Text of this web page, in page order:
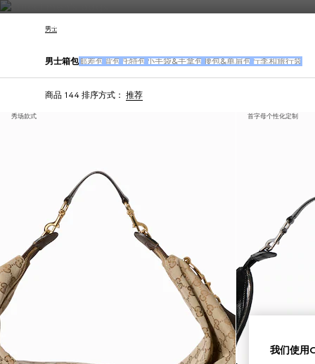
男士
男士箱包邮差包 背包 托特包 小手袋&手拿包 腰包&单肩包 行李和旅行袋
商品 144 排序方式： 推荐
秀场款式 首字母个性化定制
我们使用